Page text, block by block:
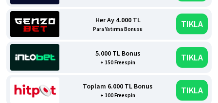
Her Ay 4.000 TL
Para Yatırma Bonusu TIKLA
5.000 TL Bonus
+ 150 Freespin TIKLA
Toplam 6.000 TL Bonus
+ 100 Freespin TIKLA